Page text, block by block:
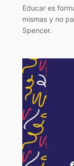
Educar es
mismas y no
Spencer.